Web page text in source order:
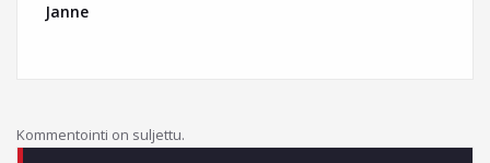
Janne
Kommentointi on suljettu.